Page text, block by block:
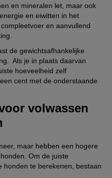
en mineralen let, maar ook
en eiwitten in het
en aanvullend
de gewichtsafhankelijke
Als je in plaats daarvan
hoeveelheid zelf
cent met de onderstaande
volwassen
maar hebben een hogere
Om de juiste
honden te berekenen, bestaan